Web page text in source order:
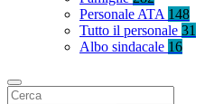
Personale ATA 148
Tutto il personale 31
Albo sindacale 16